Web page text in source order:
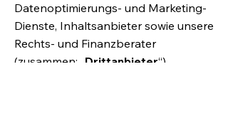
Datenoptimierungs- und Marketing-
Dienste, Inhaltsanbieter sowie unsere
Rechts- und Finanzberater
(zusammen: „ Drittanbieter“).